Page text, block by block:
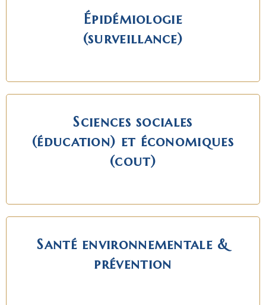
Épidémiologie
(surveillance)
Sciences sociales
(éducation) et économiques
(cout)
Santé environnementale &
prévention